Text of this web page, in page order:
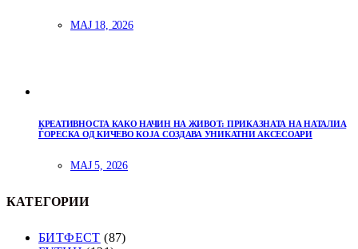
МАЈ 18, 2026
КРЕАТИВНОСТА КАКО НАЧИН НА ЖИВОТ: ПРИКАЗНАТА НА НАТАЛИА
ЃОРЕСКА ОД КИЧЕВО КОЈА СОЗДАВА УНИКАТНИ АКСЕСОАРИ
МАЈ 5, 2026
КАТЕГОРИИ
БИТФЕСТ (87)